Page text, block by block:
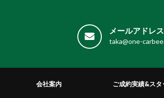
メールアドレ
taka@one-
会社案内 ご成約実績&スタ